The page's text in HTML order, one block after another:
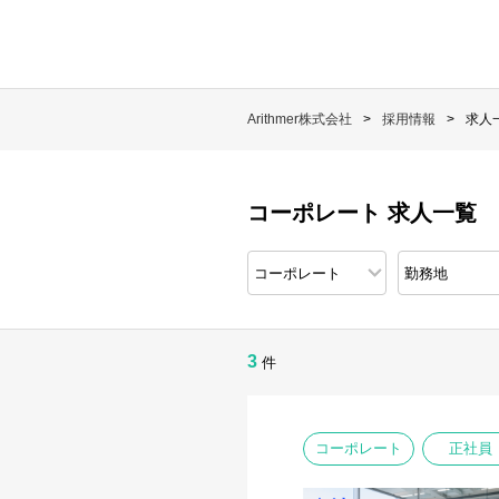
Arithmer株式会社 採用情報 求人
コーポレート 求人一覧
3 件
コーポレート 正社員